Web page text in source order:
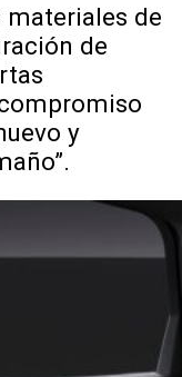
de
de
y